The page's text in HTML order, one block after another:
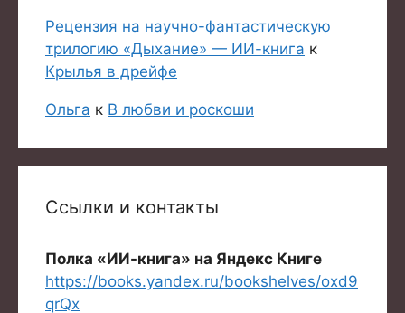
Рецензия на научно-фантастическую
трилогию «Дыхание» — ИИ-книга к
Крылья в дрейфе
Ольга к В любви и роскоши
Ссылки и контакты
Полка «ИИ-книга» на Яндекс Книге
https://books.yandex.ru/bookshelves/oxd9
qrQx